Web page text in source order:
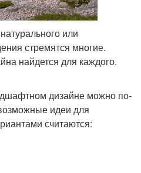
или
стремятся многие.
найдется для каждого.
дизайне можно по-
идеи для
считаются: